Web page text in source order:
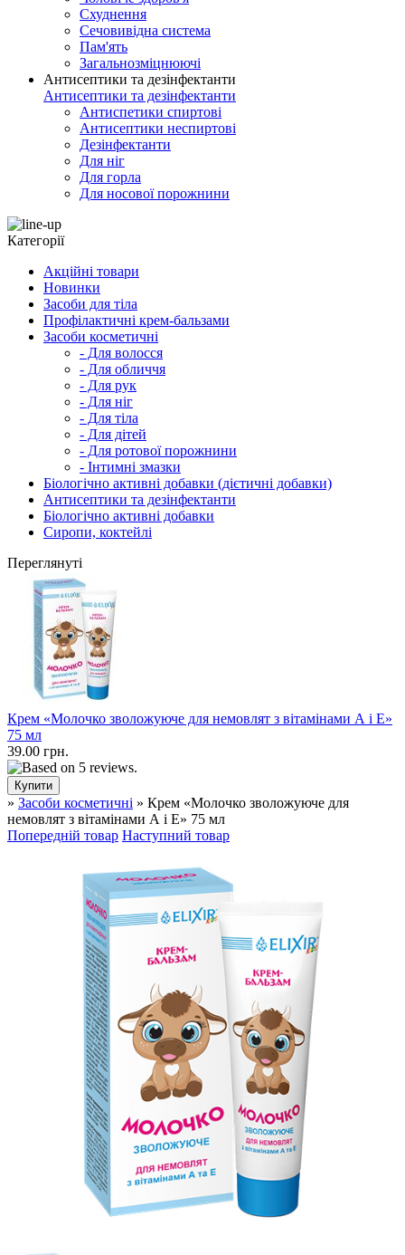
Схуднення
Сечовивідна система
Пам'ять
Загальнозміцнюючі
Антисептики та дезінфектанти
Антисептики та дезінфектанти
Антиспетики спиртові
Антисептики неспиртові
Дезінфектанти
Для ніг
Для горла
Для носової порожнини
Категорії
Акційні товари
Новинки
Засоби для тіла
Профілактичні крем-бальзами
Засоби косметичні
- Для волосся
- Для обличчя
- Для рук
- Для ніг
- Для тіла
- Для дітей
- Для ротової порожнини
- Інтимні змазки
Біологічно активні добавки (дієтичні добавки)
Антисептики та дезінфектанти
Біологічно активні добавки
Сиропи, коктейлі
Переглянуті
Крем «Молочко зволожуюче для немовлят з вітамінами А і Е»
75 мл
39.00 грн.
» Засоби косметичні » Крем «Молочко зволожуюче для
немовлят з вітамінами А і Е» 75 мл
Попередній товар Наступний товар